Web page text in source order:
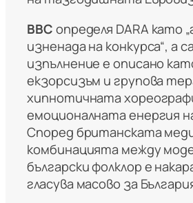
BBCопределя DARA като
изненада на конкурса“, а
изпълнение е описано
екзорсизъм и групова
хипнотичната
емоционалната енергия
Според британската
комбинацията между
български фолклор е
гласува масово за